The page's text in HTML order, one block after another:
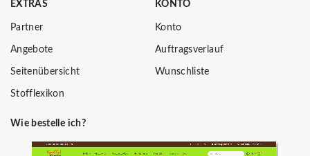
EXTRAS
Partner
Angebote
Seitenübersicht
Stofflexikon
KONTO
Konto
Auftragsverlauf
Wunschliste
Wie bestelle ich?